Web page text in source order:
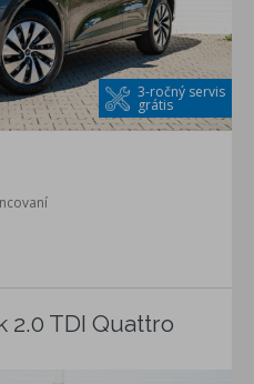
3-ročný servis
grátis
2.0 TDI Quattro